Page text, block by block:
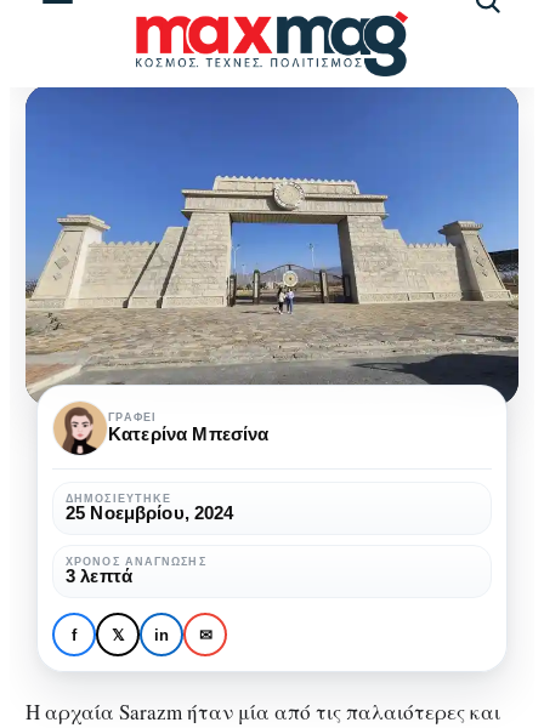
ΑΡΧΑΙΟΛΟΓΊΑ ΙΣΤΟΡΊΑ
Η Αρχαία Sarazm:
Κληρονομία στην
εποχή του Χαλκού
Αρχαία
Sarazm:
Κληρονομία
στην
εποχή
του
Χαλκού
ΓΡΆΦΕΙ
Κατερίνα Μπεσίνα
ΔΗΜΟΣΙΕΎΤΗΚΕ
25 Νοεμβρίου, 2024
ΧΡΌΝΟΣ ΑΝΆΓΝΩΣΗΣ
3 λεπτά
f 𝕏 in ✉
Η αρχαία Sarazm ήταν μία από τις παλαιότερες και